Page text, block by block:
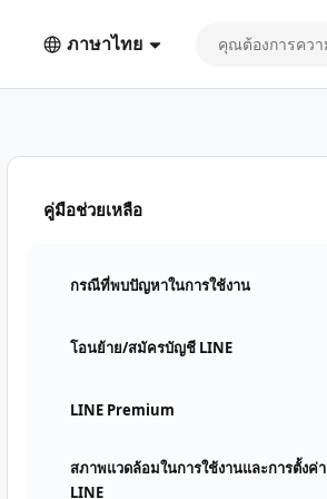
ภาษาไทย
คู่มือช่วยเหลือ
กรณีที่พบปัญหาในการใช้งาน
โอนย้าย/สมัครบัญชี LINE
LINE Premium
สภาพแวดล้อมในการใช้งานและการตั้งค่า
LINE